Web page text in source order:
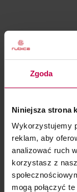
Zgoda
Niniejsza strona
Wykorzystujemy
reklam, aby
analizować ruch
korzystasz z
mogą połączyć
Pojemność: ml
cena:złw tym VAT
Zamów do
Standardowa
Darmowa